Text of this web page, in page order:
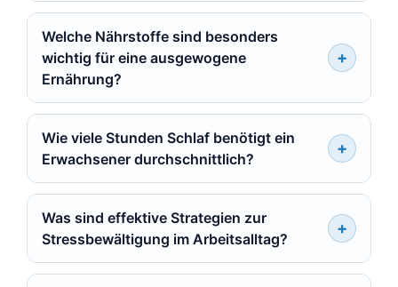
Welche Nährstoffe sind besonders
wichtig für eine ausgewogene
Ernährung?
Wie viele Stunden Schlaf benötigt ein
Erwachsener durchschnittlich?
Was sind effektive Strategien zur
Stressbewältigung im Arbeitsalltag?